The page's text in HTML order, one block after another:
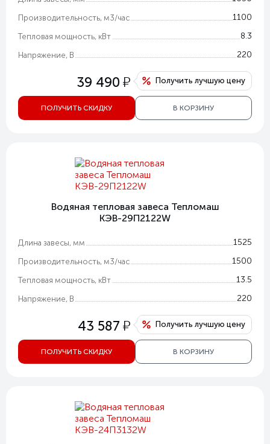
Производительность, м3/час 1100
Тепловая мощность, кВт 8.3
Напряжение, В 220
39 490 у Получить лучшую цену
ПОЛУЧИТЬ СКИДКУ В КОРЗИНУ
Водяная тепловая завеса Тепломаш
КЭВ-29П2122W
Длина завесы, мм 1525
Производительность, м3/час 1500
Тепловая мощность, кВт 13.5
Напряжение, В 220
43 587 у Получить лучшую цену
ПОЛУЧИТЬ СКИДКУ В КОРЗИНУ